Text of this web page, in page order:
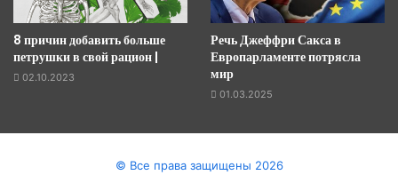
8 причин добавить больше
петрушки в свой рацион |
02.10.2023
Речь Джеффри Сакса в
Европарламенте потрясла
мир
01.03.2025
© Все права защищены 2026